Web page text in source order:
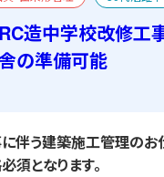
二級建築士 宿舎あり
造中学校改修
の準備可能
う建築施工管理のお
となります。